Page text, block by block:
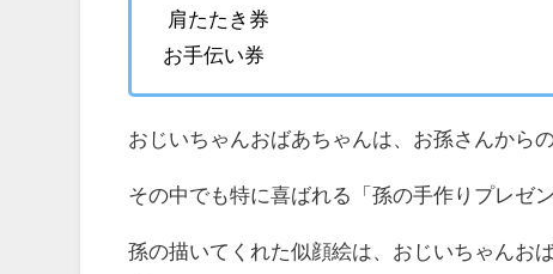
肩たたき券
お手伝い券
おじいちゃんおばあちゃんは、お孫さんから
その中でも特に喜ばれる「孫の手作りプレゼ
孫の描いてくれた似顔絵は、おじいちゃんお